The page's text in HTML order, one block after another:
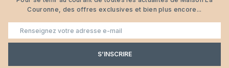
Couronne, des offres exclusives et bien plus encore...
E-
S’INSCRIRE